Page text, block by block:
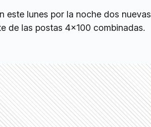
este lunes por la noche dos nuevas
de las postas 4×100 combinadas.